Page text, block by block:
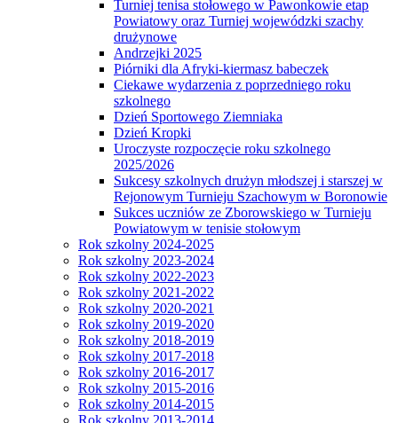
Turniej tenisa stołowego w Pawonkowie etap
Powiatowy oraz Turniej wojewódzki szachy
drużynowe
Andrzejki 2025
Piórniki dla Afryki-kiermasz babeczek
Ciekawe wydarzenia z poprzedniego roku
szkolnego
Dzień Sportowego Ziemniaka
Dzień Kropki
Uroczyste rozpoczęcie roku szkolnego
2025/2026
Sukcesy szkolnych drużyn młodszej i starszej w
Rejonowym Turnieju Szachowym w Boronowie
Sukces uczniów ze Zborowskiego w Turnieju
Powiatowym w tenisie stołowym
Rok szkolny 2024-2025
Rok szkolny 2023-2024
Rok szkolny 2022-2023
Rok szkolny 2021-2022
Rok szkolny 2020-2021
Rok szkolny 2019-2020
Rok szkolny 2018-2019
Rok szkolny 2017-2018
Rok szkolny 2016-2017
Rok szkolny 2015-2016
Rok szkolny 2014-2015
Rok szkolny 2013-2014